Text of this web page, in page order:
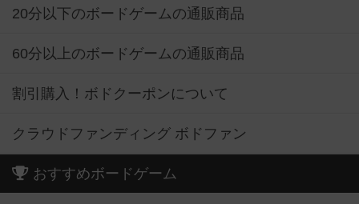
20分以下のボードゲームの通販商品
60分以上のボードゲームの通販商品
割引購入！ボドクーポンについて
クラウドファンディング ボドファン
おすすめボードゲーム